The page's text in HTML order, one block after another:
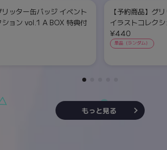
リッター缶バッジ イベント
ション vol.1 A BOX 特典付
【予約商品】グ
イラストコレク
¥440
単品（ランダム）
もっと見る